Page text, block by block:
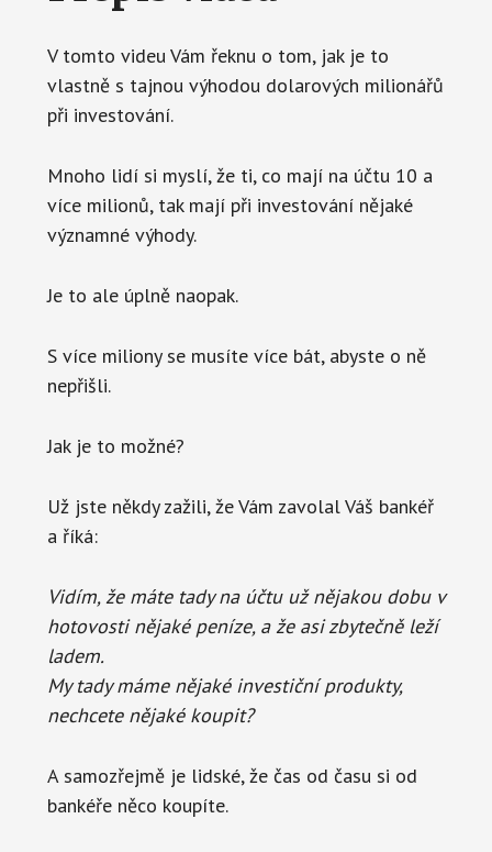
V tomto videu Vám řeknu o tom, jak je to
vlastně s tajnou výhodou dolarových milionářů
při investování.
Mnoho lidí si myslí, že ti, co mají na účtu 10 a
více milionů, tak mají při investování nějaké
významné výhody.
Je to ale úplně naopak.
S více miliony se musíte více bát, abyste o ně
nepřišli.
Jak je to možné?
Už jste někdy zažili, že Vám zavolal Váš bankéř
a říká:
Vidím, že máte tady na účtu už nějakou dobu v
hotovosti nějaké peníze, a že asi zbytečně leží
ladem.
My tady máme nějaké investiční produkty,
nechcete nějaké koupit?
A samozřejmě je lidské, že čas od času si od
bankéře něco koupíte.